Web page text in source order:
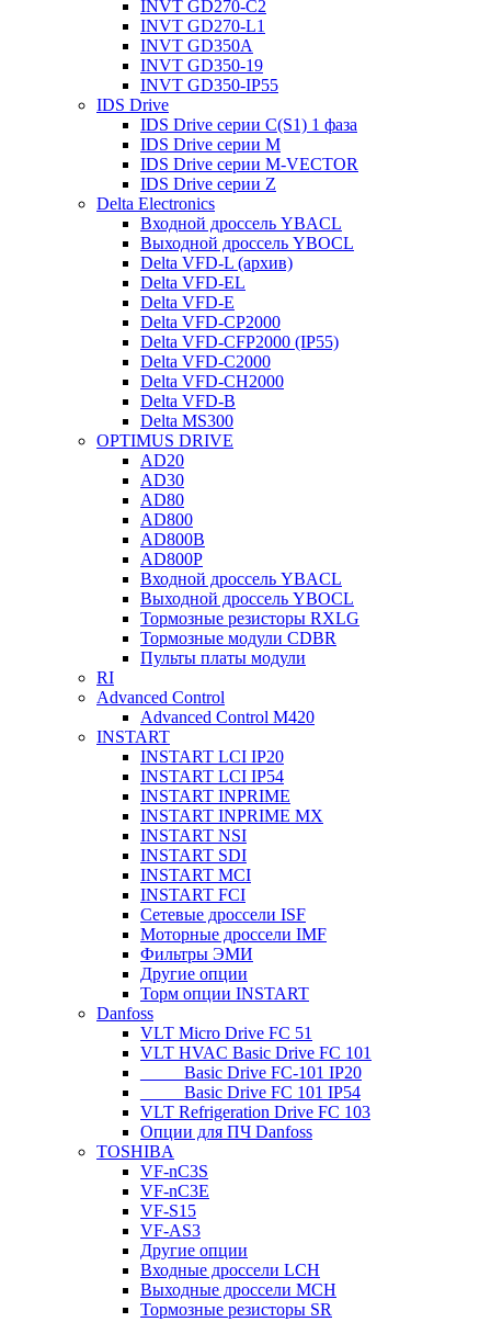
INVT GD270-C2
INVT GD270-L1
INVT GD350A
INVT GD350-19
INVT GD350-IP55
IDS Drive
IDS Drive серии C(S1) 1 фаза
IDS Drive серии M
IDS Drive серии M-VECTOR
IDS Drive серии Z
Delta Electronics
Входной дроссель YBACL
Выходной дроссель YBOCL
Delta VFD-L (архив)
Delta VFD-EL
Delta VFD-E
Delta VFD-CP2000
Delta VFD-CFP2000 (IP55)
Delta VFD-C2000
Delta VFD-CH2000
Delta VFD-B
Delta MS300
OPTIMUS DRIVE
AD20
AD30
AD80
AD800
AD800B
AD800P
Входной дроссель YBACL
Выходной дроссель YBOCL
Тормозные резисторы RXLG
Тормозные модули CDBR
Пульты платы модули
RI
Advanced Control
Advanced Control M420
INSTART
INSTART LCI IP20
INSTART LCI IP54
INSTART INPRIME
INSTART INPRIME MX
INSTART NSI
INSTART SDI
INSTART MCI
INSTART FCI
Сетевые дроссели ISF
Моторные дроссели IMF
Фильтры ЭМИ
Другие опции
Торм опции INSTART
Danfoss
VLT Micro Drive FC 51
VLT HVAC Basic Drive FC 101
_____Basic Drive FC-101 IP20
_____Basic Drive FC 101 IP54
VLT Refrigeration Drive FC 103
Опции для ПЧ Danfoss
TOSHIBA
VF-nC3S
VF-nC3E
VF-S15
VF-AS3
Другие опции
Входные дроссели LCH
Выходные дроссели MCH
Тормозные резисторы SR